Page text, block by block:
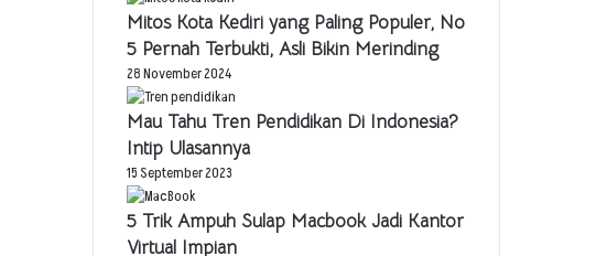
Mitos Kota Kediri yang Paling Populer, No
5 Pernah Terbukti, Asli Bikin Merinding
28 November 2024
Mau Tahu Tren Pendidikan Di Indonesia?
Intip Ulasannya
15 September 2023
5 Trik Ampuh Sulap Macbook Jadi Kantor
Virtual Impian